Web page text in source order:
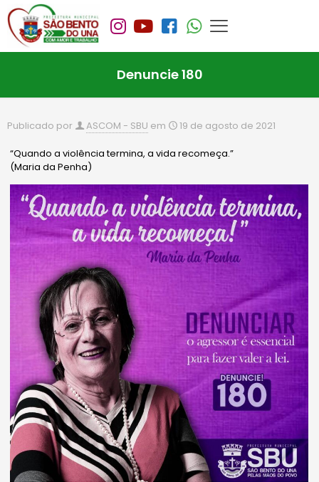
Denuncie 180
Publicado por ASCOM - SBU em 19 de agosto de 2021
“Quando a violência termina, a vida recomeça.”
(Maria da Penha)